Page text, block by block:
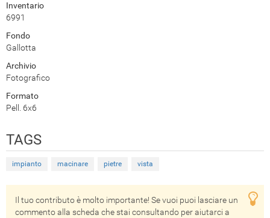
Inventario
6991
Fondo
Gallotta
Archivio
Fotografico
Formato
Pell. 6x6
TAGS
impianto macinare pietre vista
Il tuo contributo è molto importante! Se vuoi puoi lasciare un
commento alla scheda che stai consultando per aiutarci a